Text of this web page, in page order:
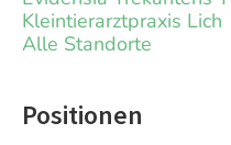
Kleintierarztpraxis Lich
Alle Standorte
Positionen